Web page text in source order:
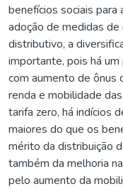
benefícios sociais
adoção de medidas
distributivo, a
importante, pois há
com aumento de ônus
renda e mobilidade
tarifa zero, há indícios
maiores do que os
mérito da distribuição
também da melhoria
pelo aumento da